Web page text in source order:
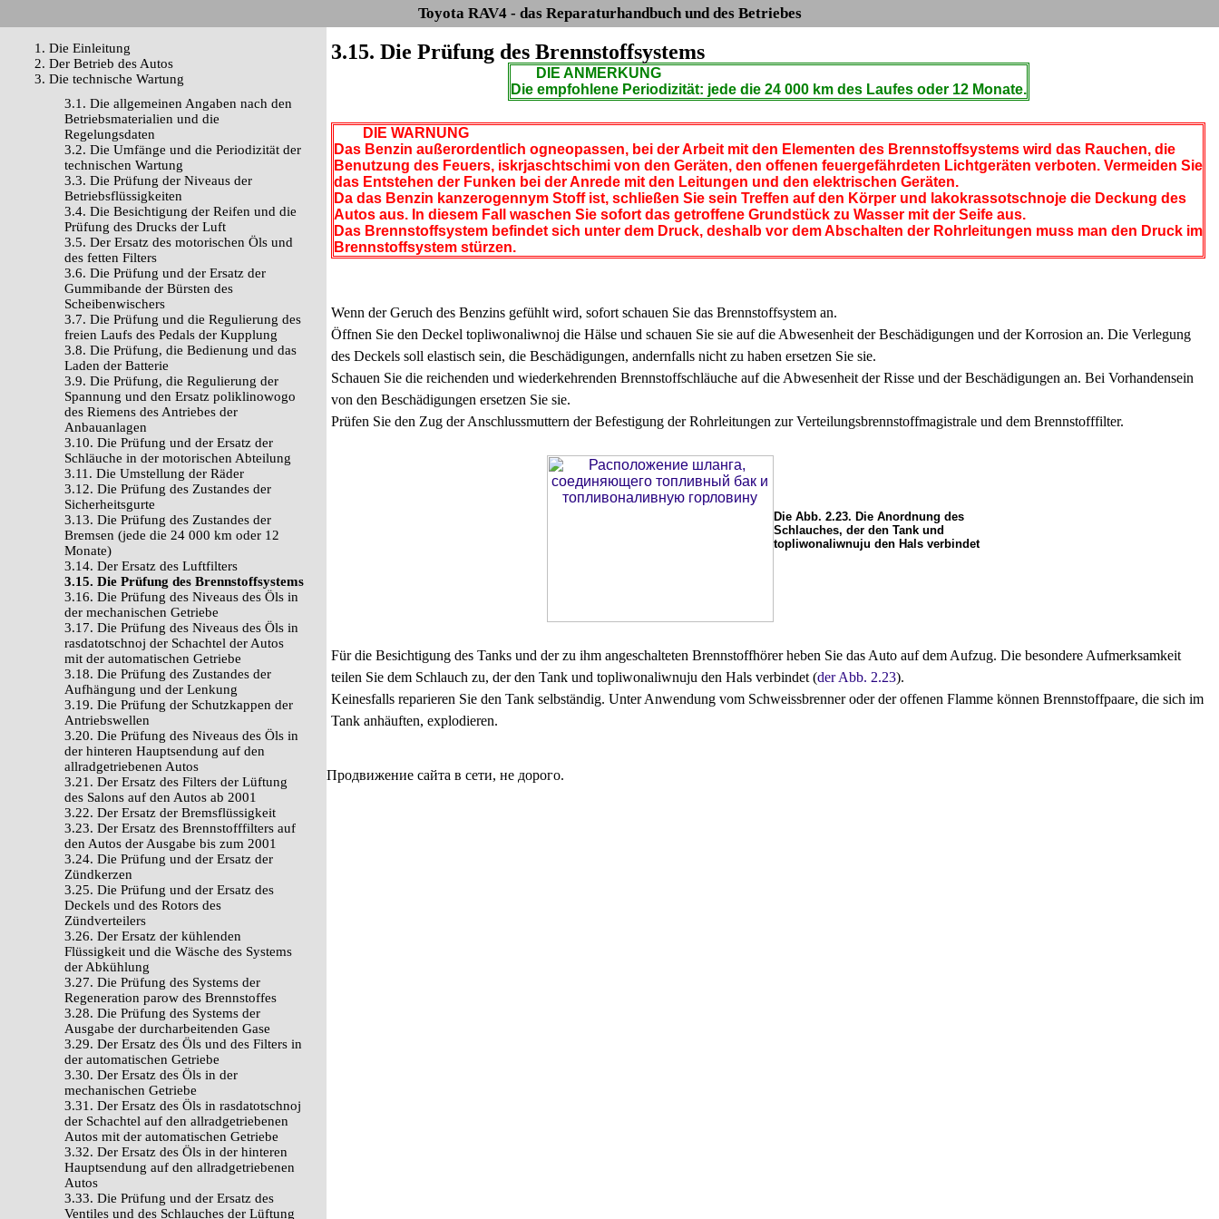
Toyota RAV4 - das Reparaturhandbuch und des Betriebes
1. Die Einleitung
2. Der Betrieb des Autos
3. Die technische Wartung
3.1. Die allgemeinen Angaben nach den
Betriebsmaterialien und die
Regelungsdaten
3.2. Die Umfänge und die Periodizität der
technischen Wartung
3.3. Die Prüfung der Niveaus der
Betriebsflüssigkeiten
3.4. Die Besichtigung der Reifen und die
Prüfung des Drucks der Luft
3.5. Der Ersatz des motorischen Öls und
des fetten Filters
3.6. Die Prüfung und der Ersatz der
Gummibande der Bürsten des
Scheibenwischers
3.7. Die Prüfung und die Regulierung des
freien Laufs des Pedals der Kupplung
3.8. Die Prüfung, die Bedienung und das
Laden der Batterie
3.9. Die Prüfung, die Regulierung der
Spannung und den Ersatz poliklinowogo
des Riemens des Antriebes der
Anbauanlagen
3.10. Die Prüfung und der Ersatz der
Schläuche in der motorischen Abteilung
3.11. Die Umstellung der Räder
3.12. Die Prüfung des Zustandes der
Sicherheitsgurte
3.13. Die Prüfung des Zustandes der
Bremsen (jede die 24 000 km oder 12
Monate)
3.14. Der Ersatz des Luftfilters
3.15. Die Prüfung des Brennstoffsystems
3.16. Die Prüfung des Niveaus des Öls in
der mechanischen Getriebe
3.17. Die Prüfung des Niveaus des Öls in
rasdatotschnoj der Schachtel der Autos
mit der automatischen Getriebe
3.18. Die Prüfung des Zustandes der
Aufhängung und der Lenkung
3.19. Die Prüfung der Schutzkappen der
Antriebswellen
3.20. Die Prüfung des Niveaus des Öls in
der hinteren Hauptsendung auf den
allradgetriebenen Autos
3.21. Der Ersatz des Filters der Lüftung
des Salons auf den Autos ab 2001
3.22. Der Ersatz der Bremsflüssigkeit
3.23. Der Ersatz des Brennstofffilters auf
den Autos der Ausgabe bis zum 2001
3.24. Die Prüfung und der Ersatz der
Zündkerzen
3.25. Die Prüfung und der Ersatz des
Deckels und des Rotors des
Zündverteilers
3.26. Der Ersatz der kühlenden
Flüssigkeit und die Wäsche des Systems
der Abkühlung
3.27. Die Prüfung des Systems der
Regeneration parow des Brennstoffes
3.28. Die Prüfung des Systems der
Ausgabe der durcharbeitenden Gase
3.29. Der Ersatz des Öls und des Filters in
der automatischen Getriebe
3.30. Der Ersatz des Öls in der
mechanischen Getriebe
3.31. Der Ersatz des Öls in rasdatotschnoj
der Schachtel auf den allradgetriebenen
Autos mit der automatischen Getriebe
3.32. Der Ersatz des Öls in der hinteren
Hauptsendung auf den allradgetriebenen
Autos
3.33. Die Prüfung und der Ersatz des
Ventiles und des Schlauches der Lüftung
3.15. Die Prüfung des Brennstoffsystems
DIE ANMERKUNG
Die empfohlene Periodizität: jede die 24 000 km des Laufes oder 12 Monate.
DIE WARNUNG
Das Benzin außerordentlich ogneopassen, bei der Arbeit mit den Elementen des Brennstoffsystems wird das Rauchen, die
Benutzung des Feuers, iskrjaschtschimi von den Geräten, den offenen feuergefährdeten Lichtgeräten verboten. Vermeiden Sie
das Entstehen der Funken bei der Anrede mit den Leitungen und den elektrischen Geräten.
Da das Benzin kanzerogennym Stoff ist, schließen Sie sein Treffen auf den Körper und lakokrassotschnoje die Deckung des
Autos aus. In diesem Fall waschen Sie sofort das getroffene Grundstück zu Wasser mit der Seife aus.
Das Brennstoffsystem befindet sich unter dem Druck, deshalb vor dem Abschalten der Rohrleitungen muss man den Druck im
Brennstoffsystem stürzen.
Wenn der Geruch des Benzins gefühlt wird, sofort schauen Sie das Brennstoffsystem an.
Öffnen Sie den Deckel topliwonaliwnoj die Hälse und schauen Sie sie auf die Abwesenheit der Beschädigungen und der Korrosion an. Die Verlegung
des Deckels soll elastisch sein, die Beschädigungen, andernfalls nicht zu haben ersetzen Sie sie.
Schauen Sie die reichenden und wiederkehrenden Brennstoffschläuche auf die Abwesenheit der Risse und der Beschädigungen an. Bei Vorhandensein
von den Beschädigungen ersetzen Sie sie.
Prüfen Sie den Zug der Anschlussmuttern der Befestigung der Rohrleitungen zur Verteilungsbrennstoffmagistrale und dem Brennstofffilter.
Die Abb. 2.23. Die Anordnung des
Schlauches, der den Tank und
topliwonaliwnuju den Hals verbindet
Für die Besichtigung des Tanks und der zu ihm angeschalteten Brennstoffhörer heben Sie das Auto auf dem Aufzug. Die besondere Aufmerksamkeit
teilen Sie dem Schlauch zu, der den Tank und topliwonaliwnuju den Hals verbindet (der Abb. 2.23).
Keinesfalls reparieren Sie den Tank selbständig. Unter Anwendung vom Schweissbrenner oder der offenen Flamme können Brennstoffpaare, die sich im
Tank anhäuften, explodieren.
Продвижение сайта в сети, не дорого.